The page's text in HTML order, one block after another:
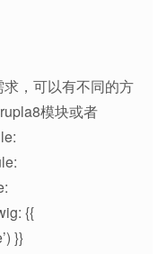
求，可以有不同的方
模块或者
{{
}}